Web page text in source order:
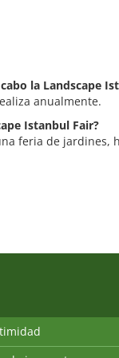
la Landscape
anualmente.
Istanbul Fair?
feria de jardines,